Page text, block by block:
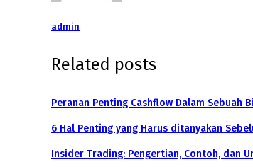
admin
Related posts
Peranan Penting Cashflow Dalam Sebuah
6 Hal Penting yang Harus ditanyakan
Insider Trading: Pengertian, Contoh, dan